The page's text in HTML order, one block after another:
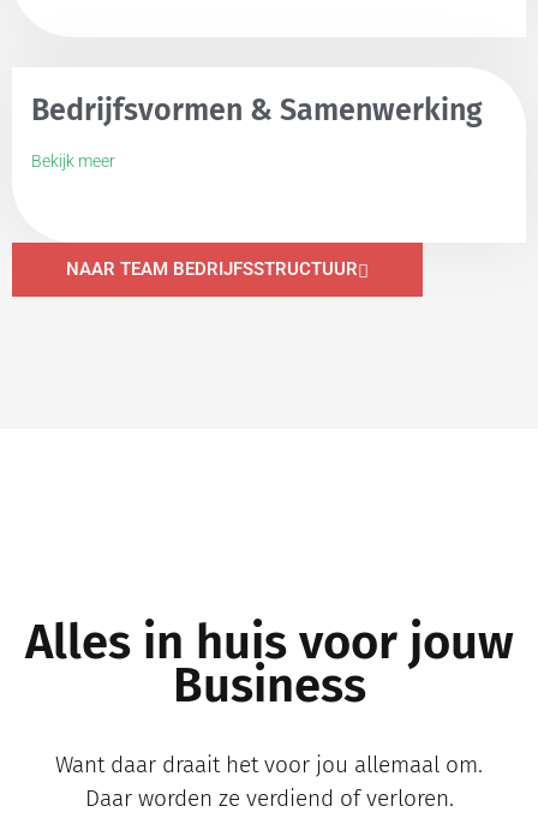
Bedrijfsvormen & Samenwerking
Bekijk meer
NAAR TEAM BEDRIJFSSTRUCTUUR
Alles in huis voor jouw
Business
Want daar draait het voor jou allemaal om.
Daar worden ze verdiend of verloren.